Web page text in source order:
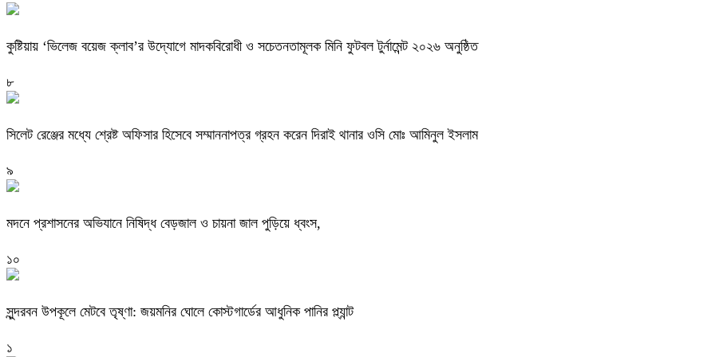
কুষ্টিয়ায় ‘ভিলেজ বয়েজ ক্লাব’র উদ্যোগে মাদকবিরোধী ও সচেতনতামূলক মিনি ফুটবল টুর্নামেন্ট ২০২৬ অনুষ্ঠিত
৮
সিলেট রেঞ্জের মধ্যে শ্রেষ্ট অফিসার হিসেবে সম্মাননাপত্র গ্রহন করেন দিরাই থানার ওসি মোঃ আমিনুল ইসলাম
৯
মদনে প্রশাসনের অভিযানে নিষিদ্ধ বেড়জাল ও চায়না জাল পুড়িয়ে ধ্বংস,
১০
সুন্দরবন উপকূলে মেটবে তৃষ্ণা: জয়মনির ঘোলে কোস্টগার্ডের আধুনিক পানির প্ল্যান্ট
১